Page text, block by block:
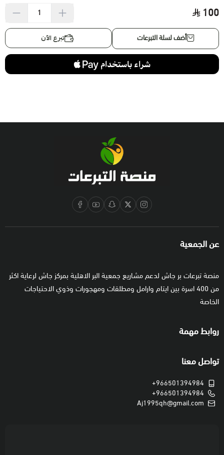
100
أضف لسلة التبرعات تبرع الآن
عن الجمعية
منصة تبرعات بر جاش لدعم مشاريع جمعية البر الاهلية بمركز جاش لرعاية اكثر
من 400 اسرة بين ايتام وارامل ومطلقات ومهجورات وذوي الاحتياجات
الخاصة
روابط مهمة
تواصل معنا
+966501394984
+966501394984
Aj1995qh@gmail.com